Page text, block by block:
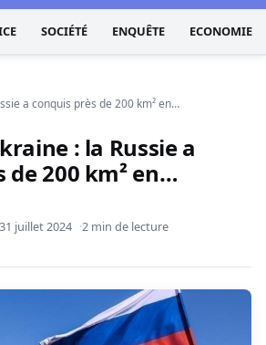
SOCIÉTÉ ENQUÊTE ECONOMIE
a conquis près de 200 km² en…
: la Russie a
de 200 km² en…
31 juillet 2024 2 min de lecture